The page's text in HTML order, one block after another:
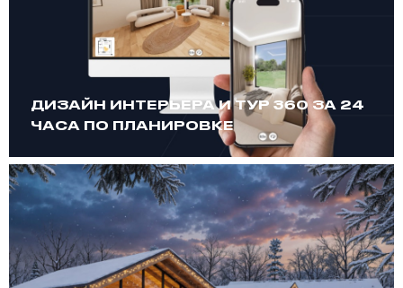
ДИЗАЙН ИНТЕРЬЕРА И ТУР 360 ЗА 24
ЧАСА ПО ПЛАНИРОВКЕ